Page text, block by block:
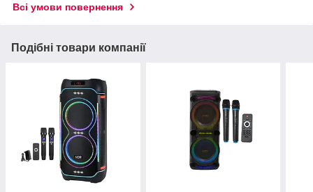
Всі умови повернення
Подібні товари компанії